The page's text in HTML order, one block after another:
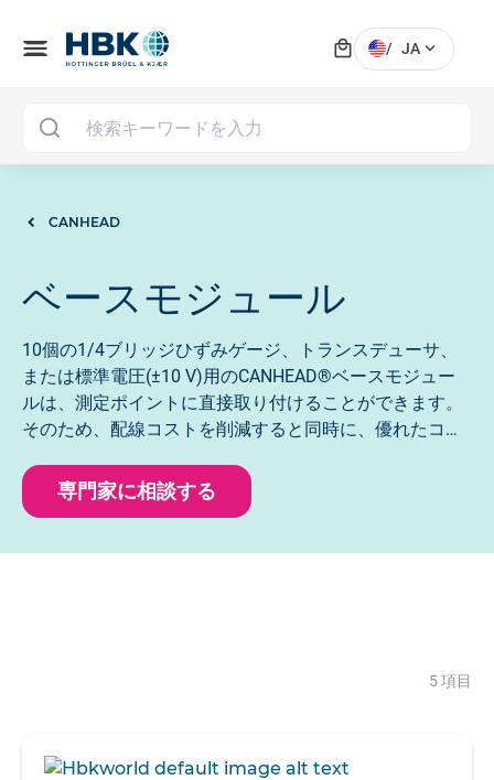
menu local_mall / JA expand_more
CANHEAD
ベースモジュール
10個の1/4ブリッジひずみゲージ、トランスデューサ、
または標準電圧(±10 V)用のCANHEAD®ベースモジュー
ルは、測定ポイントに直接取り付けることができます。
そのため、配線コストを削減すると同時に、優れたコス
専門家に相談する
5 項目